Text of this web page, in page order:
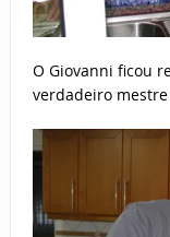
O Giovanni ficou
verdadeiro